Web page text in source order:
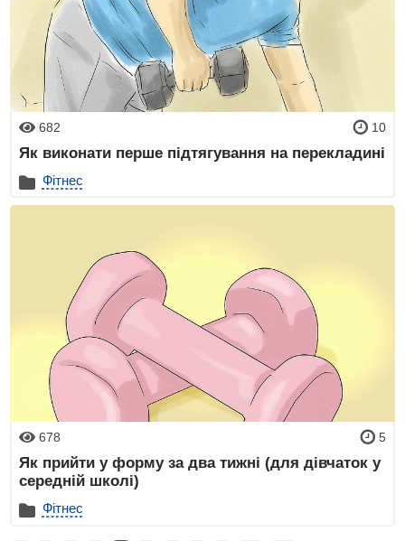
682 10
Як виконати перше підтягування на перекладині
Фітнес
678 5
Як прийти у форму за два тижні (для дівчаток у
середній школі)
Фітнес